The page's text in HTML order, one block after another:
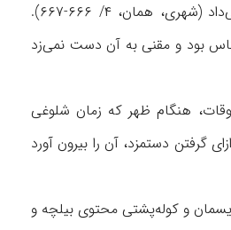
را مخلـوط می‌کرد تا با هم تخلیه شوند. این کار بوی نامطبوع را در کوچه‌ای که فاضلاب در آن رها شده بود افزایش می‌داد (شهری، همان، ۴/ ۶۶۶-۶۶۷).
بود و مقنی به آن دست نمی‌زد
هنگام ظهر که زمان شلوغی
گرفتن دستمزد، آن را بیرون آورد
و کوله‌پشتی محتوی بیلچه و